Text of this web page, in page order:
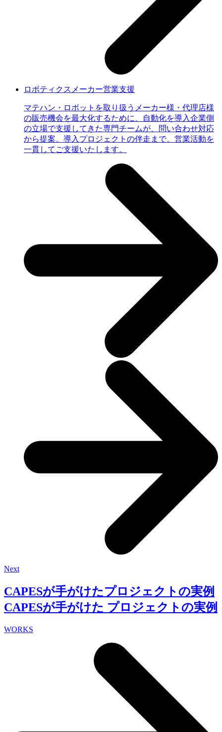
ロボティクスメーカー営業支援
マテハン・ロボットを取り扱うメーカー様・代理店様
の販売機会を最大化するために、自動化を導入企業側
の立場で支援してきた専門チームが、問い合わせ対応
から提案、導入プロジェクトの伴走まで、営業活動を
一貫してご支援いたします。
Next
CAPESが手がけたプロジェクトの実例
CAPESが手がけた プロジェクトの実例
WORKS